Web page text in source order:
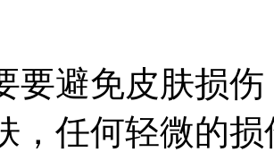
要避免皮肤损
，任何轻微的